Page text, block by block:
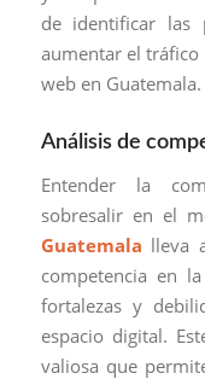
de identificar las
aumentar el
web en Guatemala.
Análisis de
Entender la
sobresalir en el
Guatemala lleva
competencia en
fortalezas y
espacio digital.
valiosa que